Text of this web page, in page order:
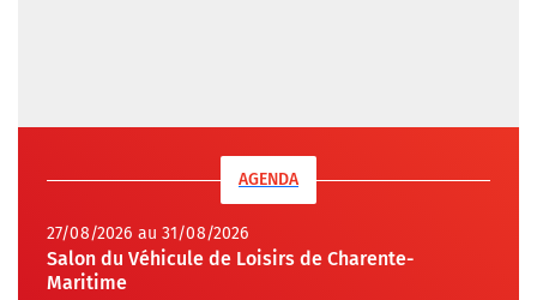
AGENDA
27/08/2026 au 31/08/2026
Salon du Véhicule de Loisirs de Charente-
Maritime